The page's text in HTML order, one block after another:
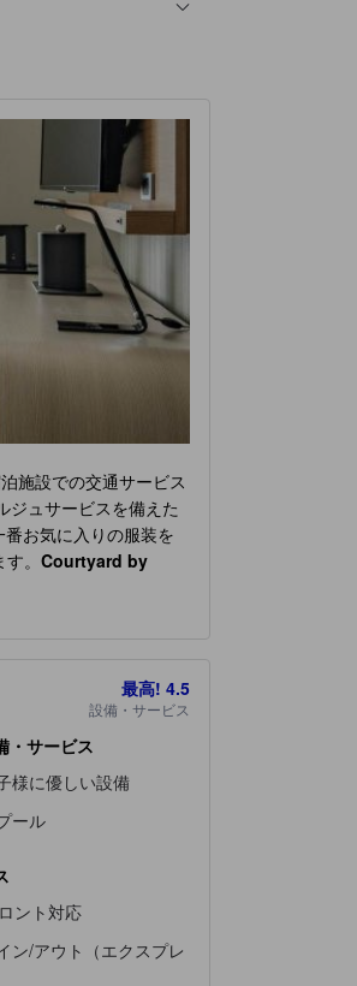
施設での交通サービス
ジュサービスを備えた
お気に入りの服装を
。 Courtyard by
ております。 バスル
最高! 4.5
設備・サービス
・サービス
様に優しい設備
ール
ント対応
ン/アウト（エクスプレ